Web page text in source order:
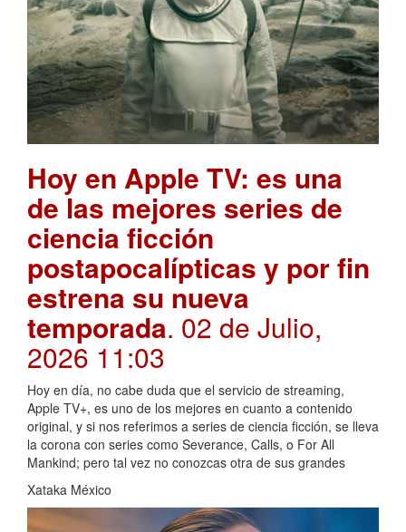
Hoy en Apple TV: es una
de las mejores series de
ciencia ficción
postapocalípticas y por fin
estrena su nueva
temporada. 02 de Julio,
2026 11:03
Hoy en día, no cabe duda que el servicio de streaming,
Apple TV+, es uno de los mejores en cuanto a contenido
original, y si nos referimos a series de ciencia ficción, se lleva
la corona con series como Severance, Calls, o For All
Mankind; pero tal vez no conozcas otra de sus grandes
Xataka México